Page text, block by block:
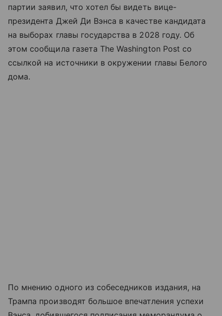
партии заявил, что хотел бы видеть вице-
президента Джей Ди Вэнса в качестве кандидата
на выборах главы государства в 2028 году. Об
этом сообщила газета The Washington Post со
ссылкой на источники в окружении главы Белого
дома.
По мнению одного из собеседников издания, на
Трампа производят большое впечатления успехи